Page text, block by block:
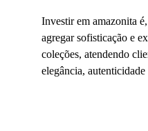
Investir em amazonita
agregar sofisticação e
coleções, atendendo
elegância,